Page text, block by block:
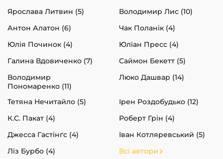
Ярослава Литвин (5)
Володимир Лис (10)
Антон Алатон (6)
Чак Поланік (4)
Юлія Починок (4)
Юліан Пресс (4)
Галина Вдовиченко (7)
Саймон Бекетт (5)
Володимир
Пономаренко (11)
Люко Дашвар (14)
Тетяна Нечитайло (5)
Ірен Роздобудько (12)
К.С. Пакат (4)
Роберт Грін (4)
Джесса Гастінґс (4)
Іван Котляревський (5)
Ліз Бурбо (4)
Всі автори